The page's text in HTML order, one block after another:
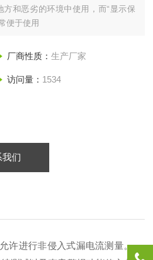
和恶劣的环境中使用，而“显示保
便于使用
厂商性质： 生产厂家
访问量： 1534
我们
许进行非侵入式漏电流测量。